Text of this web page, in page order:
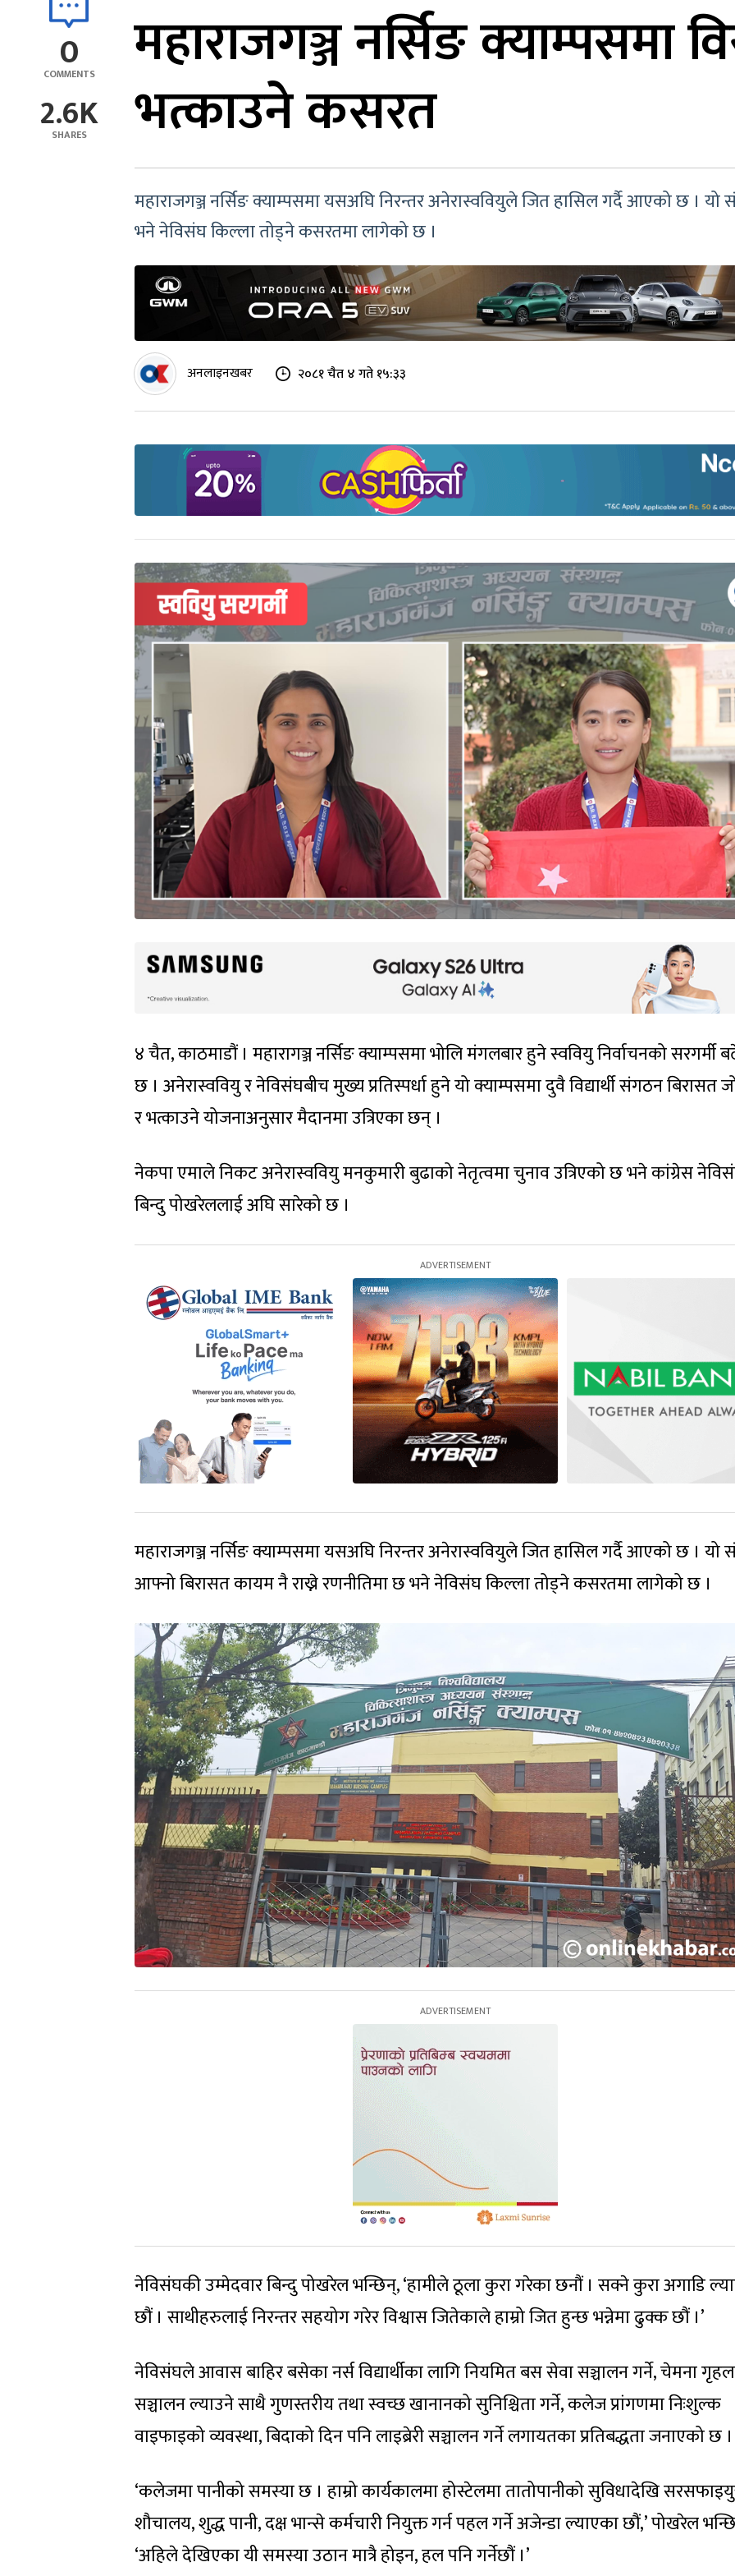
0
COMMENTS
2.6K
SHARES
महाराजगञ्ज नर्सिङ क्याम्पसमा
भत्काउने कसरत
महाराजगञ्ज नर्सिङ क्याम्पसमा यसअघि निरन्तर अनेरास्ववियुले जित हासिल गर्दै आएको छ ।
भने नेविसंघ किल्ला तोड्ने कसरतमा लागेको छ ।
अनलाइनखबर २०८१ चैत ४ गते १५:३३
४ चैत, काठमाडौं । महारागञ्ज नर्सिङ क्याम्पसमा भोलि मंगलबार हुने स्ववियु निर्वाचनको सरगर्मी
छ । अनेरास्ववियु र नेविसंघबीच मुख्य प्रतिस्पर्धा हुने यो क्याम्पसमा दुवै विद्यार्थी संगठन बिरासत
र भत्काउने योजनाअनुसार मैदानमा उत्रिएका छन् ।
नेकपा एमाले निकट अनेरास्ववियु मनकुमारी बुढाको नेतृत्वमा चुनाव उत्रिएको छ भने कांग्रेस
बिन्दु पोखरेललाई अघि सारेको छ ।
महाराजगञ्ज नर्सिङ क्याम्पसमा यसअघि निरन्तर अनेरास्ववियुले जित हासिल गर्दै आएको छ । यो
आफ्नो बिरासत कायम नै राख्ने रणनीतिमा छ भने नेविसंघ किल्ला तोड्ने कसरतमा लागेको छ ।
नेविस‌ंघकी उम्मेदवार बिन्दु पोखरेल भन्छिन्, ‘हामीले ठूला कुरा गरेका छनौं । सक्ने कुरा अगाडि
छौं । साथीहरुलाई निरन्तर सहयोग गरेर विश्वास जितेकाले हाम्रो जित हुन्छ भन्नेमा ढुक्क छौं ।’
नेविसंघले आवास बाहिर बसेका नर्स विद्यार्थीका लागि नियमित बस सेवा सञ्चालन गर्ने, चेमना
सञ्चालन ल्याउने साथै गुणस्तरीय तथा स्वच्छ खानानको सुनिश्चिता गर्ने, कलेज प्रांगणमा निःशुल्क
वाइफाइको व्यवस्था, बिदाको दिन पनि लाइब्रेरी सञ्चालन गर्ने लगायतका प्रतिबद्धता जनाएको छ ।
‘कलेजमा पानीको समस्या छ । हाम्रो कार्यकालमा होस्टेलमा तातोपानीको सुविधादेखि
शौचालय, शुद्ध पानी, दक्ष भान्से कर्मचारी नियुक्त गर्न पहल गर्ने अजेन्डा ल्याएका छौं,’ पोखरेल
‘अहिले देखिएका यी समस्या उठान मात्रै होइन, हल पनि गर्नेछौं ।’